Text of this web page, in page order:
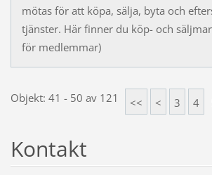
mötas för att köpa, sälja, byta och
tjänster. Här finner du köp- och
för medlemmar)
Objekt: 41 - 50 av 121 << < 3 4
Kontakt